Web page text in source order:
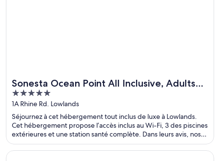
Sonesta Ocean Point All Inclusive, Adults
Only Resort
5
out
of
5
1A Rhine Rd. Lowlands
Séjournez à cet hébergement tout inclus de luxe à Lowlands.
Cet hébergement propose l’accès inclus au Wi-Fi, 3 des piscines
extérieures et une station santé complète. Dans leurs avis, nos
clients font l’éloge de la piscine et du personnel serviable. Deux
attractions prisées, Plage de Maho et Plage de Mullet Bay
S’ouvre dans une nouvelle fenêtre
The Rif at Mangrove Beach Corendon Curacao All-